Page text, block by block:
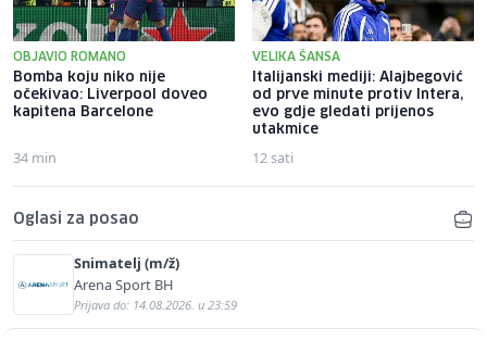
OBJAVIO ROMANO
Bomba koju niko nije
očekivao: Liverpool doveo
kapitena Barcelone
34 min
VELIKA ŠANSA
Italijanski mediji: Alajbegović
od prve minute protiv Intera,
evo gdje gledati prijenos
utakmice
12 sati
Oglasi za posao
Snimatelj (m/ž)
Arena Sport BH
Prijava do: 14.08.2026. u 23:59